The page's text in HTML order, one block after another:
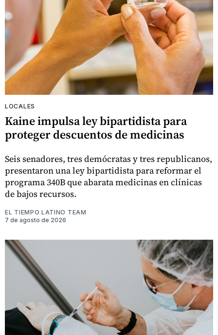
LOCALES
Kaine impulsa ley bipartidista para
proteger descuentos de medicinas
Seis senadores, tres demócratas y tres republicanos,
presentaron una ley bipartidista para reformar el
programa 340B que abarata medicinas en clínicas
de bajos recursos.
EL TIEMPO LATINO TEAM
7 de agosto de 2026